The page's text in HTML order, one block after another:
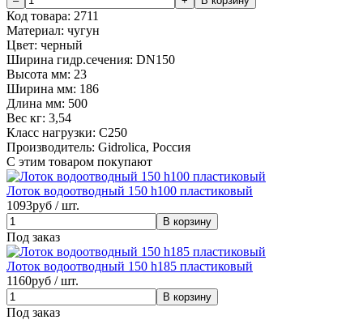
Код товара: 2711
Материал: чугун
Цвет: черный
Ширина гидр.сечения: DN150
Высота мм: 23
Ширина мм: 186
Длина мм: 500
Вес кг: 3,54
Класс нагрузки: C250
Производитель: Gidrolica, Россия
С этим товаром покупают
Лоток водоотводный 150 h100 пластиковый
1093руб / шт.
Под заказ
Лоток водоотводный 150 h185 пластиковый
1160руб / шт.
Под заказ